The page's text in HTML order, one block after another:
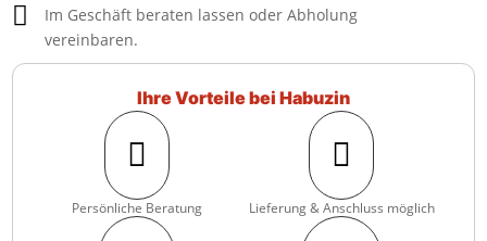

Im Geschäft beraten lassen oder Abholung
vereinbaren.
Ihre Vorteile bei Habuzin

Persönliche Beratung

Lieferung & Anschluss möglich